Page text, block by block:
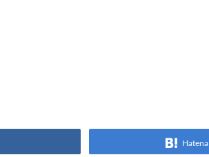
Hatena